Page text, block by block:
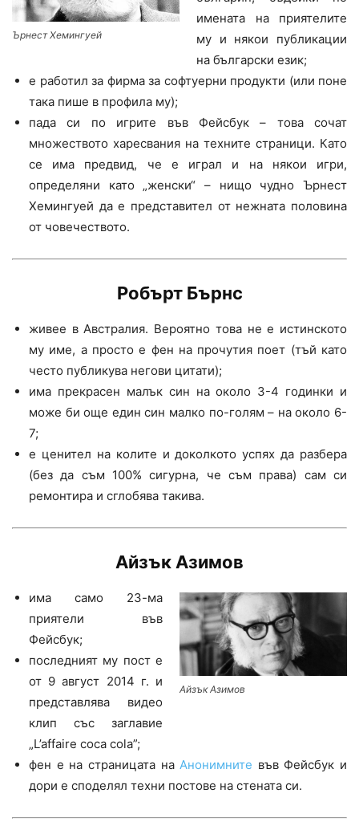
Ърнест Хемингуей
имената на приятелите
му и някои публикации
на български език;
е работил за фирма за софтуерни продукти (или поне
така пише в профила му);
пада си по игрите във Фейсбук – това сочат
множеството харесвания на техните страници. Като
се има предвид, че е играл и на някои игри,
определяни като „женски“ – нищо чудно Ърнест
Хемингуей да е представител от нежната половина
от човечеството.
Робърт Бърнс
живее в Австралия. Вероятно това не е истинското
му име, а просто е фен на прочутия поет (тъй като
често публикува негови цитати);
има прекрасен малък син на около 3-4 годинки и
може би още един син малко по-голям – на около 6-
7;
е ценител на колите и доколкото успях да разбера
(без да съм 100% сигурна, че съм права) сам си
ремонтира и сглобява такива.
Айзък Азимов
Айзък Азимов
има само 23-ма
приятели във
Фейсбук;
последният му пост е
от 9 август 2014 г. и
представлява видео
клип със заглавие
„L’affaire coca cola”;
фен е на страницата на Анонимните във Фейсбук и
дори е споделял техни постове на стената си.